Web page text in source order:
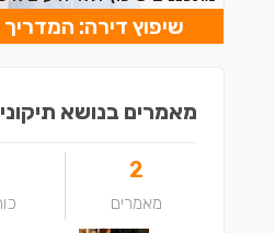
שיפוץ דירה:
מאמרים בנושא
2
מאמרים